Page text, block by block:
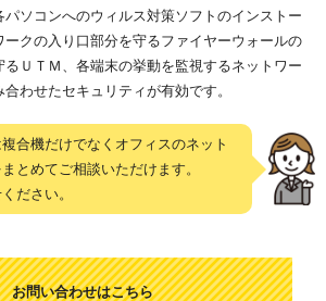
ソコンへのウィルス対策ソフトのインストー
ークの入り口部分を守るファイヤーウォールの
ＵＴＭ、各端末の挙動を監視するネットワー
わせたセキュリティが有効です。
合機だけでなくオフィスのネット
とめてご相談いただけます。
ださい。
お問い合わせはこちら